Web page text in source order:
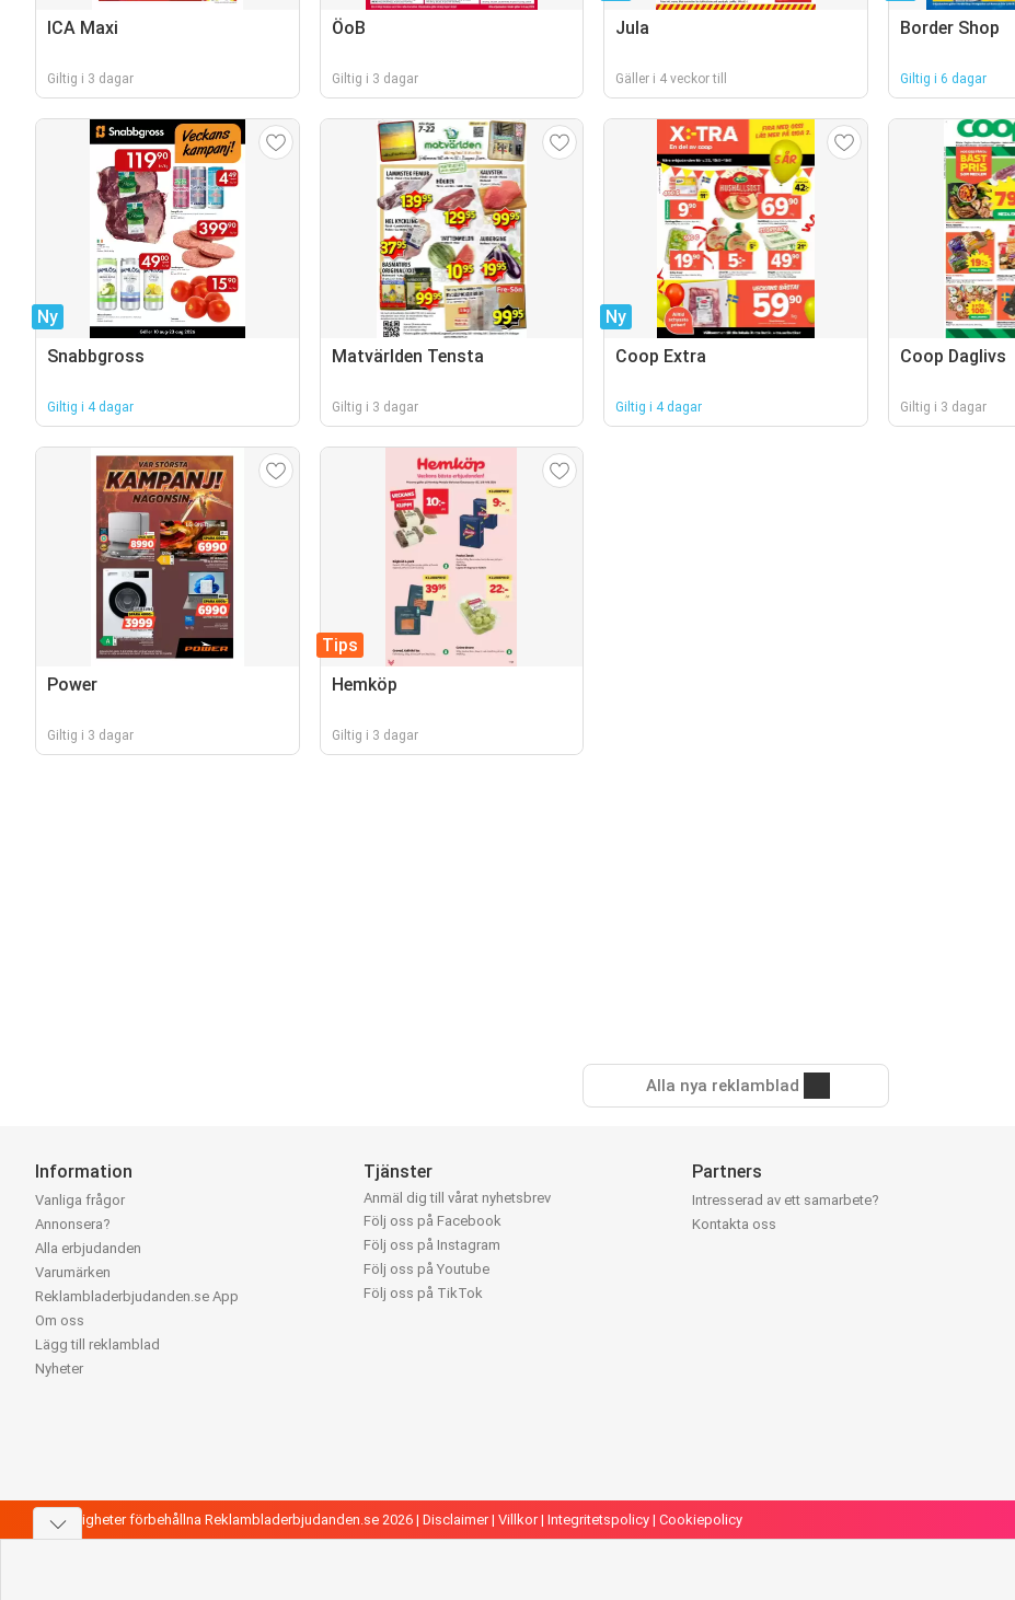
ICA Maxi
Giltig i 3 dagar
ÖoB
Giltig i 3 dagar
Jula
Gäller i 4 veckor till
Border Shop
Giltig i 6 dagar
Ny
Snabbgross
Giltig i 4 dagar
Matvärlden Tensta
Giltig i 3 dagar
Ny
Coop Extra
Giltig i 4 dagar
Coop Daglivs
Giltig i 3 dagar
Power
Giltig i 3 dagar
Tips
Hemköp
Giltig i 3 dagar
Alla nya reklamblad
Information
Vanliga frågor
Annonsera?
Alla erbjudanden
Varumärken
Reklambladerbjudanden.se App
Om oss
Lägg till reklamblad
Nyheter
Tjänster
Anmäl dig till vårat nyhetsbrev
Följ oss på Facebook
Följ oss på Instagram
Följ oss på Youtube
Följ oss på TikTok
Partners
Intresserad av ett samarbete?
Kontakta oss
Alla rättigheter förbehållna Reklambladerbjudanden.se 2026 | Disclaimer| Villkor| Integritetspolicy | Cookiepolicy